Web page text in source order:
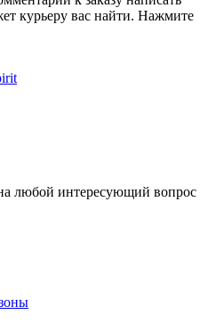
курьеру вас найти. Нажмите
любой интересующий вопрос